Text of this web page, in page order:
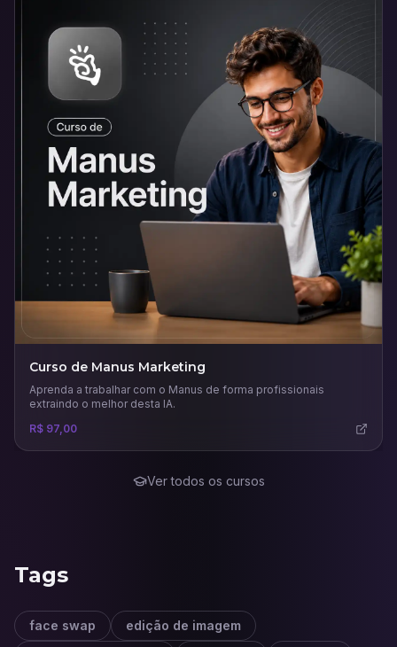
Curso de Manus Marketing
Aprenda a trabalhar com o Manus de forma profissionais
extraindo o melhor desta IA.
R$ 97,00
Ver todos os cursos
Tags
face swap
edição de imagem